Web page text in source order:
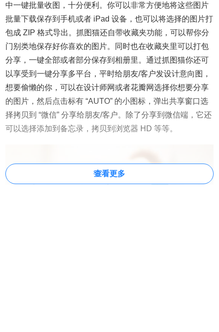
中一键批量收图，十分便利。你可以非常方便地将这些图片
批量下载保存到手机或者 iPad 设备，也可以将选择的图片打
包成 ZIP 格式导出。抓图猫还自带收藏夹功能，可以帮你分
门别类地保存好你喜欢的图片。同时也在收藏夹里可以打包
分享，一键全部或者部分保存到相册里。通过抓图猫你还可
以享受到一键分享多平台，平时给朋友/客户发设计意向图，
想要偷懒的你，可以在设计师网或者花瓣网选择你想要分享
的图片，然后点击标有 “AUTO” 的小图标，弹出共享窗口选
择拷贝到 “微信” 分享给朋友/客户。除了分享到微信端，它还
可以选择添加到备忘录，拷贝到浏览器 HD 等等。
查看更多